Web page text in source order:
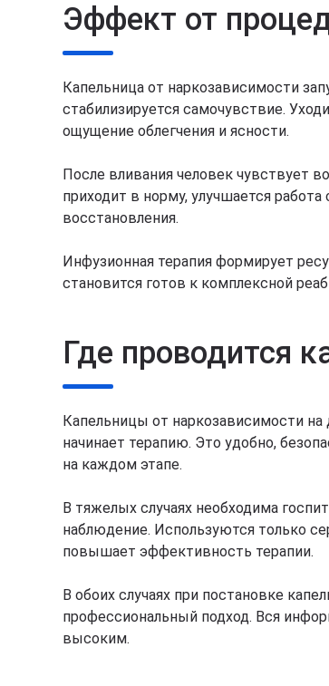
Эффект от
Капельница от наркозависимости
стабилизируется самочувствие.
ощущение облегчения и ясности.
После вливания человек чувствует
приходит в норму, улучшается
восстановления.
Инфузионная терапия формирует
становится готов к комплексной
Где проводится
Капельницы от наркозависимости на
начинает терапию. Это удобно,
на каждом этапе.
В тяжелых случаях необходима
наблюдение. Используются только
повышает эффективность терапии.
В обоих случаях при постановке
профессиональный подход. Вся
высоким.